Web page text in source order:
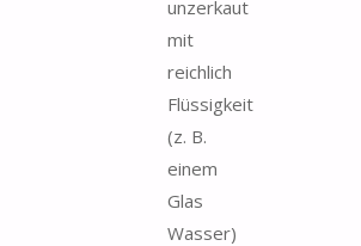
unzerkaut
mit
reichlich
Flüssigkeit
(z. B.
einem
Glas
Wasser)